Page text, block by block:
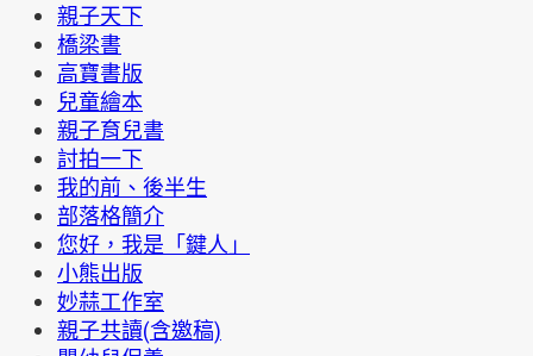
親子天下
橋梁書
高寶書版
兒童繪本
親子育兒書
討拍一下
我的前、後半生
部落格簡介
您好，我是「鍵人」
小熊出版
妙蒜工作室
親子共讀(含邀稿)